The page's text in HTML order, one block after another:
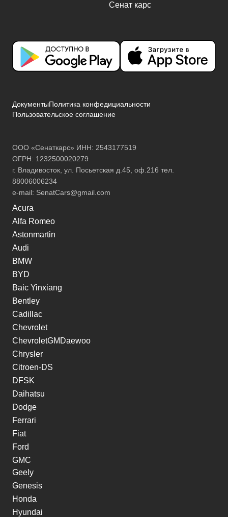
ДокументыПолитика конфедициальности
Пользовательское соглашение
ООО «Сенаткарс» ИНН: 2543177519
ОГРН: 1232500020279
г. Владивосток, ул. Посьетская д.45, оф.216 тел.
88006006234
e-mail: SenatCars@gmail.com
Acura
Alfa Romeo
Astonmartin
Audi
BMW
BYD
Baic Yinxiang
Bentley
Cadillac
Chevrolet
ChevroletGMDaewoo
Chrysler
Citroen-DS
DFSK
Daihatsu
Dodge
Ferrari
Fiat
Ford
GMC
Geely
Genesis
Honda
Hyundai